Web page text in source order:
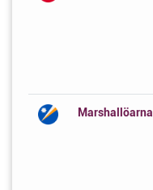
Marshallöarna